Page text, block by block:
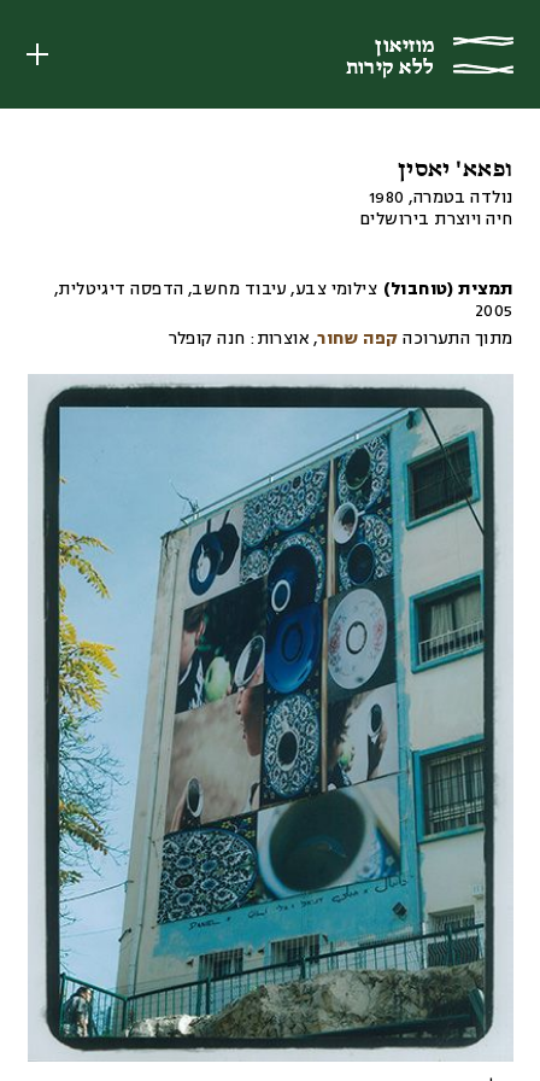
מוזיאון
ללא קירות
מוזיאון
ללא קירות
ופאא' יאסין
נולדה בטמרה, 1980
חיה ויוצרת בירושלים
תמצית (טוחבול) צילומי צבע, עיבוד מחשב, הדפסה דיגיטלית,
2005
מתוך התערוכה קפה שחור, אוצרות: חנה קופלר